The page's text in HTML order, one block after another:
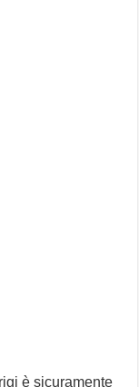
è sicuramente